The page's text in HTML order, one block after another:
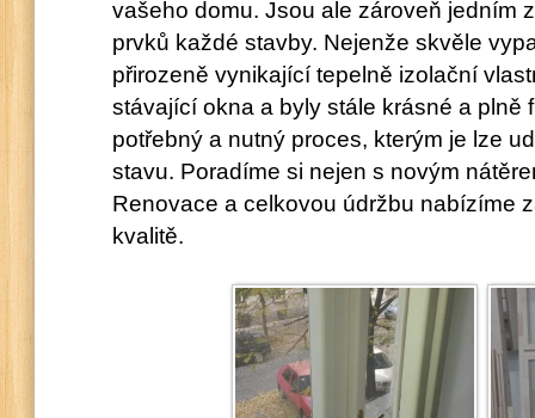
vašeho domu. Jsou ale zároveň jedním
prvků každé stavby. Nejenže skvěle
přirozeně vynikající tepelně izolační
stávající okna a byly stále krásné a plně
potřebný a nutný proces, kterým je lze
stavu. Poradíme si nejen s novým
Renovace a celkovou údržbu nabízíme
kvalitě.